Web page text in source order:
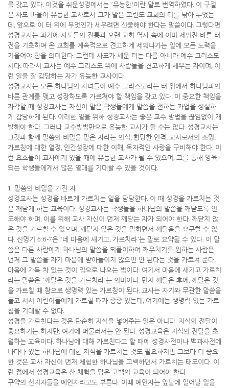
를 갖고 있다. 이것을 쉬운성경에서는 ’유능한‘이란 말로 번역하였다. 이 구절
은 사도 바울이 유능한 교사로서 그가 맡은 고린도 교회의 터를 닦아 두었는
데 , 앞으로 이 터 위에 무엇인가 세우려면 신중해야 한다는 말씀이다. 그렇다면
성경교사는 과거에 사도들의 전통과 오랜 교회 역사 속에 이미 세워진 바른 터
전을 기초하여 온 교회를 계속적으로 견고하게 세워나가는 일에 모든 노력을
기울여야 함을 의미한다. 그런데 사도가 세운 터는 다름 아니라 예수 그리스도
시다. 따라서 교사는 예수 그리스도 위에 사람들을 견고하게 세우는 자이며 , 이
런 일을 잘 감당하는 자가 유능한 교사이다.
성경교사는 모든 하나님의 자녀들이 예수 그리스도라는 터 위에서 하나님과의
바른 관계를 맺고 성장하도록 가르쳐야 할 책임을 갖고 있다. 이 중요한 책임을
자각할 때 성경교사는 자신이 맡은 학생들에게 말씀을 전하는 과업을 성실하
게 감당하게 된다. 이러한 일을 위해 성경교사는 좋은 교수 방법을 끊임없이 개
발해야 한다. 그러나 교수방법만으로 유능한 교사가 될 수는 없다. 성경교사는
그것과 함께 말씀의 비밀을 맡은 자라는 의식, 합당한 인격, 교사로서의 소명,
가르침에 대한 열정, 인간성장에 대한 이해 , 목자적인 사랑을 구비해야 한다. 이
런 요소들이 교사에게 있을 때에 유능한 교사가 될 수 있으며 , 그를 통해 양육
되는 학생들에게서 많은 열매를 기대할 수 있을 것이다.
1. 말씀의 비밀을 가진 자
성경교사는 성경을 바르게 가르치는 일을 담당한다. 이 때 성경을 가르치는 것
은 깨닫게 하는 교육이다. 성경교사는 학생들을 하나님의 말씀을 깨닫도록 인
도해야 하며 , 이를 위해 교사 자신이 먼저 깨닫는 자가 되어야 한다. 깨닫지 않
은 것을 가르칠 수 없으며 , 깨닫지 않은 것을 말하면서 깨달음을 요구할 수 없
다. 신명기 6:6-7은 ‘네 마음에 새기고, 가르치라’는 말로 요약될 수 있다. 이 말
씀은 다른 사람에게 하나님의 말씀을 되풀이하여 깨우치기를 원하는 사람은
먼저 그 말씀을 자기 마음에 받아들이지 않으면 안 된다는 것을 가르쳐 준다.
마음에 가득 차 있는 것이 입으로 나오는 법이다. 여기서 마음에 새기고 가르치
라는 말씀은 ‘깨달은 것을 가르치라’는 의미이다. 먼저 깨달은 후에 , 깨달은 것
을 가르칠 때 참으로 생명력 있는 가르침이 된다. 교사는 자기와 무관한 말씀을
들고 서서 어린이들에게 가르칠 때가 종종 있는데 , 여기에는 생명력 있는 가르
침을 기대할 수 없다.
성경을 가르친다는 것은 단순히 지식을 넣어주는 일은 아니다. 지식의 전달이
중요하기는 하지만, 여기에 머물러서는 안 된다. 성경교육은 지식의 전달을 초
월하는 교육이다. 하나님에 대해 가르친다고 할 때에 성경사전이나 백과사전에
나타나 있는 하나님에 대한 지식을 가르치는 것도 필요하지만 그보다 더 중요
한 것은 교사 자신이 먼저 체험한 하나님을 고백하면서 가르치는 태도이다. 이
런 점에서 성경교육은 산 체험을 담은 고백의 교육이 되어야 한다.
구약의 선지자들을 예언자라고도 부른다. 이때 예언자는 앞날에 일어날 일을